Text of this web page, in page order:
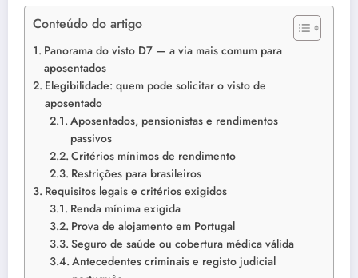
Conteúdo do artigo
Panorama do visto D7 — a via mais comum para
aposentados
Elegibilidade: quem pode solicitar o visto de
aposentado
Aposentados, pensionistas e rendimentos
passivos
Critérios mínimos de rendimento
Restrições para brasileiros
Requisitos legais e critérios exigidos
Renda mínima exigida
Prova de alojamento em Portugal
Seguro de saúde ou cobertura médica válida
Antecedentes criminais e registo judicial